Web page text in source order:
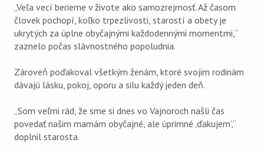
„Veľa vecí berieme v živote ako samozrejmosť. Až časom
človek pochopí, koľko trpezlivosti, starostí a obety je
ukrytých za úplne obyčajnými každodennými momentmi,“
zaznelo počas slávnostného popoludnia.
Zároveň poďakoval všetkým ženám, ktoré svojim rodinám
dávajú lásku, pokoj, oporu a silu každý jeden deň.
„Som veľmi rád, že sme si dnes vo Vajnoroch našli čas
povedať našim mamám obyčajné, ale úprimné ‚ďakujem‘,“
doplnil starosta.